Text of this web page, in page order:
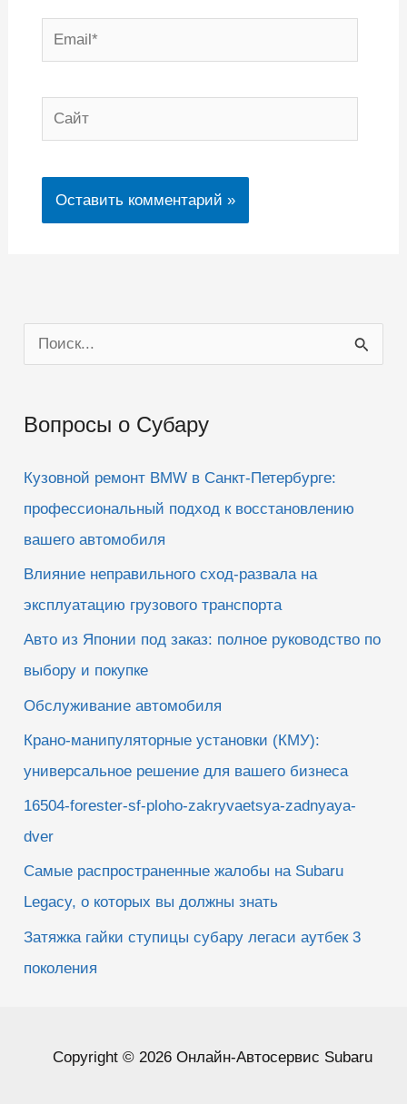
Email*
Сайт
о
с
Вопросы о Субару
Кузовной ремонт BMW в Санкт-Петербурге:
профессиональный подход к восстановлению
вашего автомобиля
Влияние неправильного сход-развала на
эксплуатацию грузового транспорта
Авто из Японии под заказ: полное руководство по
выбору и покупке
Обслуживание автомобиля
Крано-манипуляторные установки (КМУ):
универсальное решение для вашего бизнеса
16504-forester-sf-ploho-zakryvaetsya-zadnyaya-
dver
Самые распространенные жалобы на Subaru
Legacy, о которых вы должны знать
Затяжка гайки ступицы субару легаси аутбек 3
поколения
Copyright © 2026 Онлайн-Автосервис Subaru